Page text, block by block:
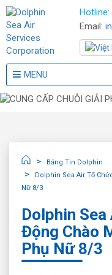
Hotline:
Email:
MENU
Bảng Tin Dolphin
Dolphin Sea Air Tổ
Nữ 8/3
Dolphin
Động Chào
Phụ Nữ 8/3